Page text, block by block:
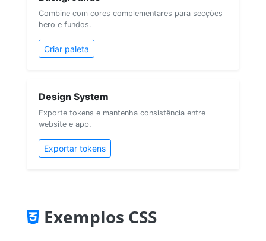
Combine com cores complementares para secções
hero e fundos.
Criar paleta
Design System
Exporte tokens e mantenha consistência entre
website e app.
Exportar tokens
Exemplos CSS